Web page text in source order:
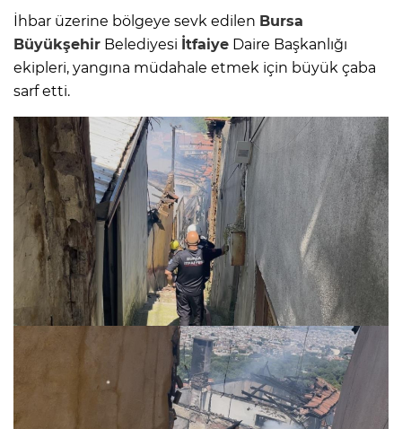
İhbar üzerine bölgeye sevk edilen Bursa
Büyükşehir Belediyesi İtfaiye Daire Başkanlığı
ekipleri, yangına müdahale etmek için büyük çaba
sarf etti.